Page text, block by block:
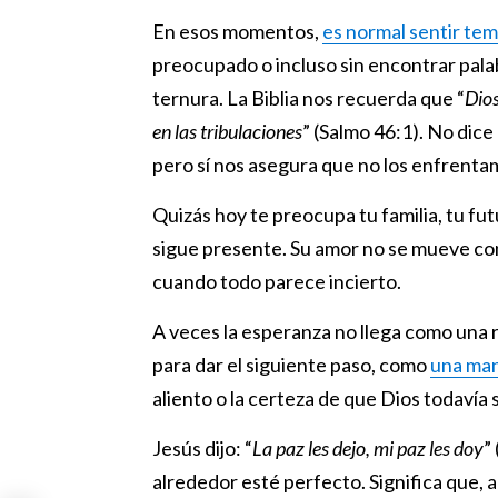
En esos momentos, es normal sentir
preocupado o incluso sin encontrar
ternura. La Biblia nos recuerda que “
en las tribulaciones” (Salmo 46:1). No
pero sí nos asegura que no los
Quizás hoy te preocupa tu familia, tu
sigue presente. Su amor no se mueve
cuando todo parece incierto.
A veces la esperanza no llega como
para dar el siguiente paso, comouna
aliento o la certeza de que Dios todavía
Jesús dijo: “La paz les dejo, mi paz les doy
alrededor esté perfecto. Significa que,